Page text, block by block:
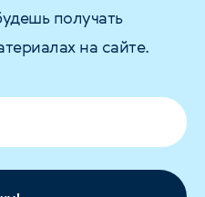
получать
на сайте.